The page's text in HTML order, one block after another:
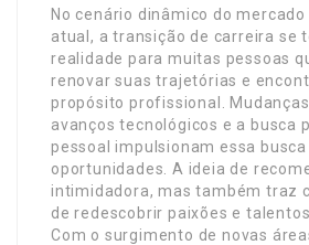
No cenário dinâmico do
atual, a transição de carreira se
realidade para muitas pessoas
renovar suas trajetórias e
propósito profissional.
avanços tecnológicos e a busca
pessoal impulsionam essa busca
oportunidades. A ideia de
intimidadora, mas também traz
de redescobrir paixões e
Com o surgimento de novas